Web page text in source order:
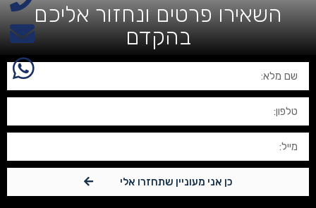
השאירו פרטים ונחזור אליכם
בהקדם
כן אני מעוניין שתחזרו אלי